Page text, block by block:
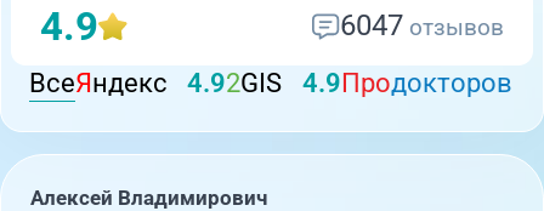
4.9 6047 отзывов
ВсеЯндекс 4.92GIS 4.9Продокторов
Алексей Владимирович